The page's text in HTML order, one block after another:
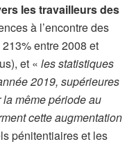
les travailleurs des
à l’encontre des
entre 2008 et
et «les statistiques
2019, supérieures
même période au
cette augmentation
pénitentiaires et les